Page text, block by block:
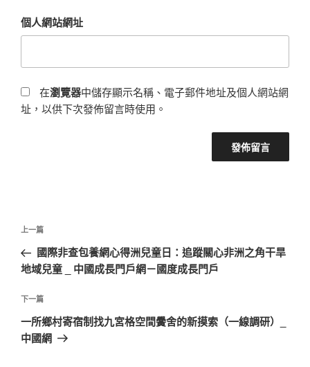
個人網站網址
在瀏覽器中儲存顯示名稱、電子郵件地址及個人網站網
址，以供下次發佈留言時使用。
文
導
覽
上
一
篇
章
上一篇
國際非查包養網心得洲兒童日：追蹤關心非洲之角干旱
地域兒童 _ 中國成長門戶網－國度成長門戶
下
一
篇
下一篇
一所鄉村寄宿制找九宮格空間黌舍的新摸索（一線調研）_
中國網